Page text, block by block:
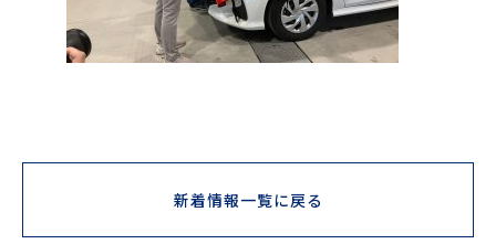
新着情報一覧に戻る